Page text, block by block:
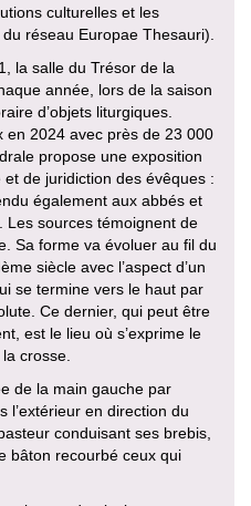
culturelles et les
réseau Europae Thesauri).
la salle du Trésor de la
année, lors de la saison
d’objets liturgiques.
en 2024 avec près de 23 000
propose une exposition
de juridiction des évêques :
également aux abbés et
Les sources témoignent de
Sa forme va évoluer au fil du
siècle avec l’aspect d’un
se termine vers le haut par
Ce dernier, qui peut être
est le lieu où s’exprime le
crosse.
de la main gauche par
l’extérieur en direction du
conduisant ses brebis,
bâton recourbé ceux qui